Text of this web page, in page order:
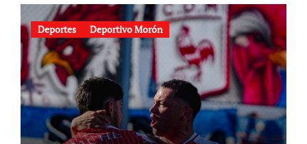
Deportes Deportivo Morón